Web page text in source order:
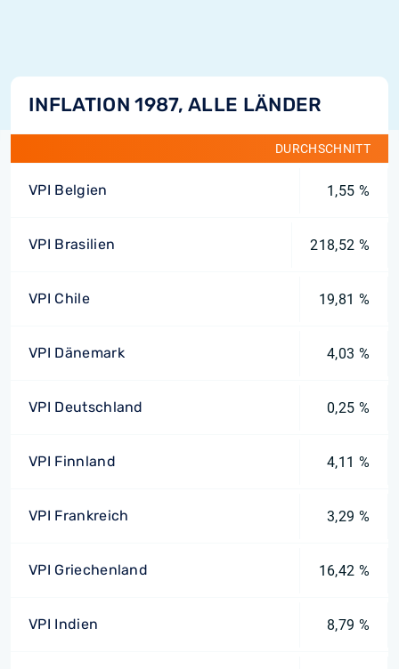
INFLATION 1987, ALLE LÄNDER
DURCHSCHNITT
VPI Belgien 1,55 %
VPI Brasilien 218,52 %
VPI Chile 19,81 %
VPI Dänemark 4,03 %
VPI Deutschland 0,25 %
VPI Finnland 4,11 %
VPI Frankreich 3,29 %
VPI Griechenland 16,42 %
VPI Indien 8,79 %